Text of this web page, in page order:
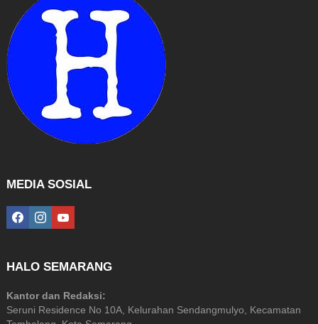
MEDIA SOSIAL
facebookinstagramyoutube
HALO SEMARANG
Kantor dan Redaksi:
Seruni Residence No 10A, Kelurahan Sendangmulyo, Kecamatan